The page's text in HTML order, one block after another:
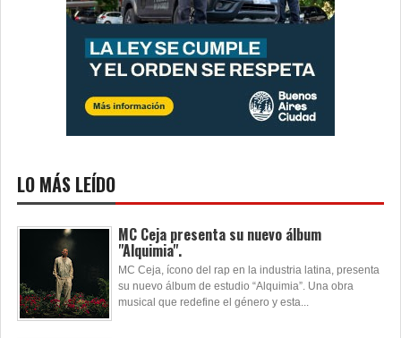
LO MÁS LEÍDO
MC Ceja presenta su nuevo álbum
"Alquimia".
MC Ceja, ícono del rap en la industria latina, presenta
su nuevo álbum de estudio “Alquimia”. Una obra
musical que redefine el género y esta...